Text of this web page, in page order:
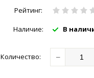
Рейтинг:
Наличие: В
Количество: −